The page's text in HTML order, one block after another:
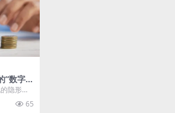
”数字心
隐形心
。它不
65